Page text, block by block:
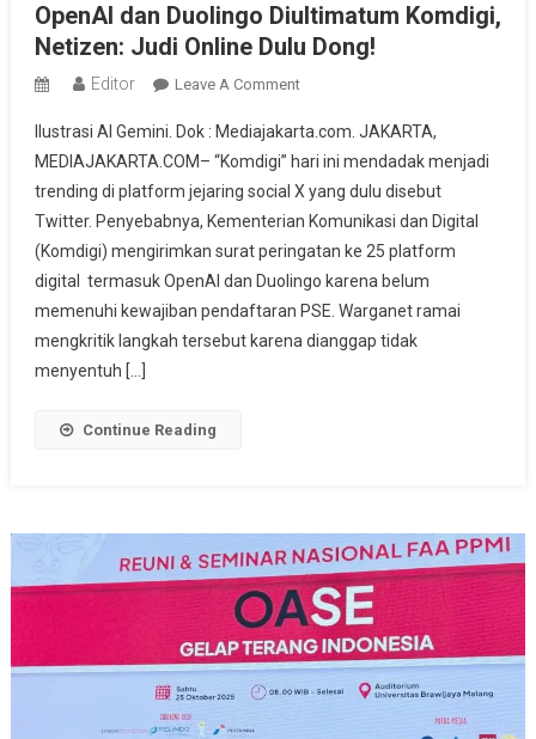
OpenAI dan Duolingo Diultimatum Komdigi,
Netizen: Judi Online Dulu Dong!
Editor Leave A CommentOn
Dan
Duolingo
Diultimatum
Komdigi,
Netizen:
Judi
Online
Dulu
Ilustrasi AI Gemini. Dok : Mediajakarta.com. JAKARTA,
MEDIAJAKARTA.COM– “Komdigi” hari ini mendadak menjadi
trending di platform jejaring social X yang dulu disebut
Twitter. Penyebabnya, Kementerian Komunikasi dan Digital
(Komdigi) mengirimkan surat peringatan ke 25 platform
digital termasuk OpenAI dan Duolingo karena belum
memenuhi kewajiban pendaftaran PSE. Warganet ramai
mengkritik langkah tersebut karena dianggap tidak
menyentuh […]
Continue Reading